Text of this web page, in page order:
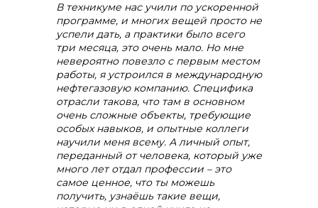
В техникуме нас учили по ускоренной
программе, и многих вещей просто не
успели дать, а практики было всего
три месяца, это очень мало. Но мне
невероятно повезло с первым местом
работы, я устроился в международную
нефтегазовую компанию. Специфика
отрасли такова, что там в основном
очень сложные объекты, требующие
особых навыков, и опытные коллеги
научили меня всему. А личный опыт,
переданный от человека, который уже
много лет отдал профессии – это
самое ценное, что ты можешь
получить, узнаёшь такие вещи,